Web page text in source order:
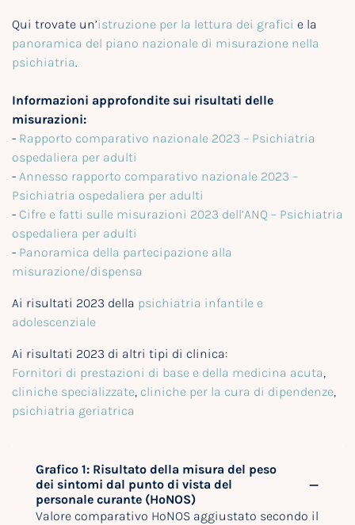
Qui trovate un’istruzione per la lettura dei grafici e la
panoramica del piano nazionale di misurazione nella
psichiatria.
Informazioni approfondite sui risultati delle
misurazioni:
- Rapporto comparativo nazionale 2023 – Psichiatria
ospedaliera per adulti
- Annesso rapporto comparativo nazionale 2023 –
Psichiatria ospedaliera per adulti
- Cifre e fatti sulle misurazioni 2023 dell’ANQ – Psichiatria
ospedaliera per adulti
- Panoramica della partecipazione alla
misurazione/dispensa
Ai risultati 2023 della psichiatria infantile e
adolescenziale
Ai risultati 2023 di altri tipi di clinica:
Fornitori di prestazioni di base e della medicina acuta,
cliniche specializzate, cliniche per la cura di dipendenze,
psichiatria geriatrica
Grafico 1: Risultato della misura del peso
dei sintomi dal punto di vista del
personale curante (HoNOS)
Valore comparativo HoNOS aggiustato secondo il